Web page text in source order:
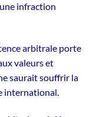
infraction
arbitrale porte
valeurs et
saurait souffrir la
international.